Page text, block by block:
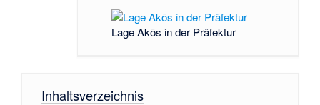
Lage Akōs in der Präfektur
Inhaltsverzeichnis